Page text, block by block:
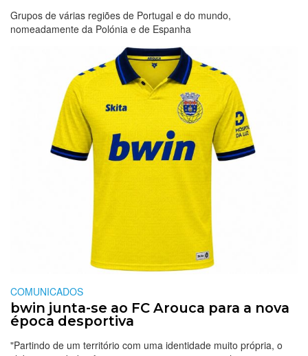
Grupos de várias regiões de Portugal e do mundo,
nomeadamente da Polónia e de Espanha
COMUNICADOS
bwin junta-se ao FC Arouca para a nova
época desportiva
"Partindo de um território com uma identidade muito própria, o